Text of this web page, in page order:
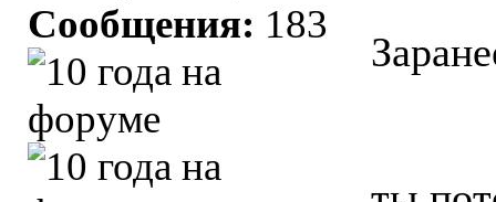
Сообщения: 183